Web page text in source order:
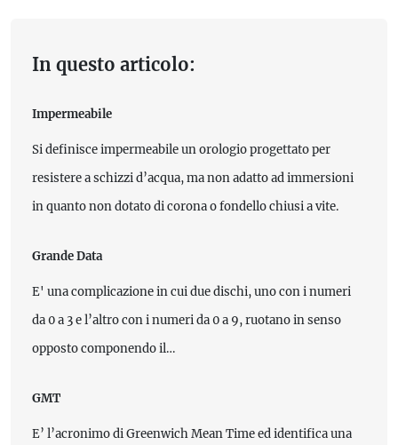
In questo articolo:
Impermeabile
Si definisce impermeabile un orologio progettato per
resistere a schizzi d’acqua, ma non adatto ad immersioni
in quanto non dotato di corona o fondello chiusi a vite.
Grande Data
E' una complicazione in cui due dischi, uno con i numeri
da 0 a 3 e l’altro con i numeri da 0 a 9, ruotano in senso
opposto componendo il…
GMT
E’ l’acronimo di Greenwich Mean Time ed identifica una